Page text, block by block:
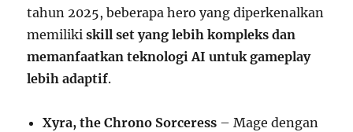
tahun 2025, beberapa hero yang diperkenalkan
memilikiskill set yang lebih kompleks dan
memanfaatkan teknologi AI untuk gameplay
lebih adaptif.
Xyra, the Chrono Sorceress – Mage dengan